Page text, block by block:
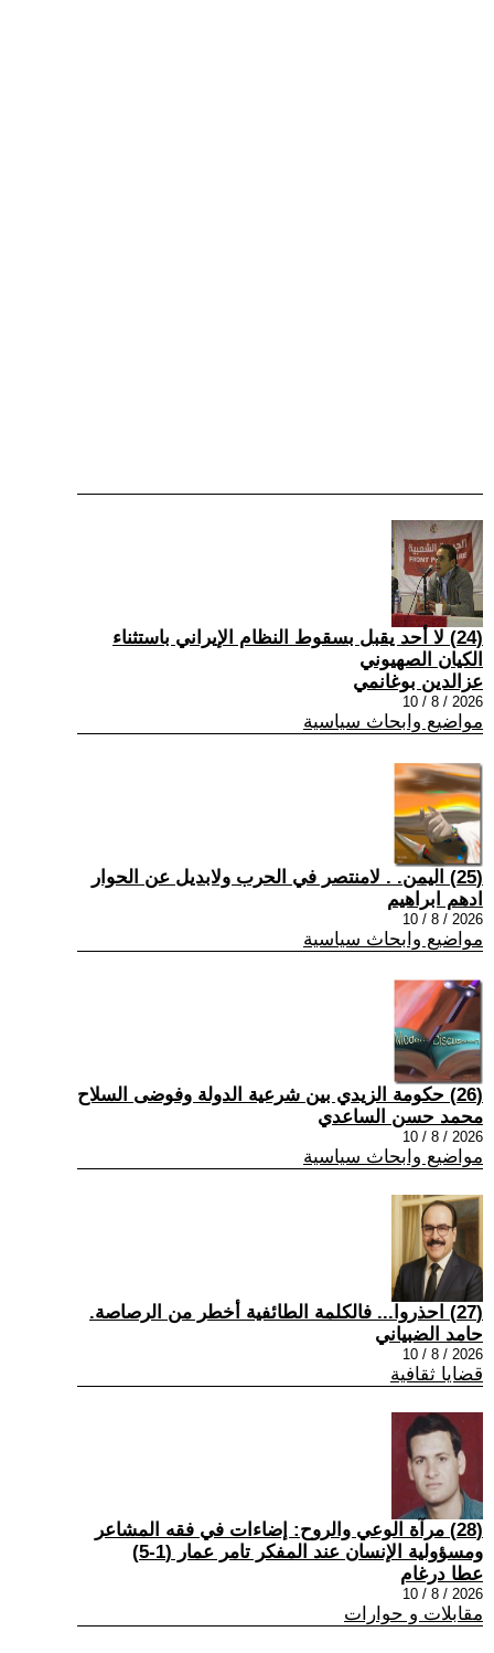
(24) لا أحد يقبل بسقوط النظام الإيراني باستثناء
الكيان الصهيوني
عزالدين بوغانمي
2026 / 8 / 10
مواضيع وابحاث سياسية
(25) اليمن. . لامنتصر في الحرب ولابديل عن الحوار
ادهم ابراهيم
2026 / 8 / 10
مواضيع وابحاث سياسية
(26) حكومة الزيدي بين شرعية الدولة وفوضى السلاح
محمد حسن الساعدي
2026 / 8 / 10
مواضيع وابحاث سياسية
(27) احذروا... فالكلمة الطائفية أخطر من الرصاصة.
حامد الضبياني
2026 / 8 / 10
قضايا ثقافية
(28) مرآة الوعي والروح: إضاءات في فقه المشاعر
ومسؤولية الإنسان عند المفكر تامر عمار (1-5)
عطا درغام
2026 / 8 / 10
مقابلات و حوارات